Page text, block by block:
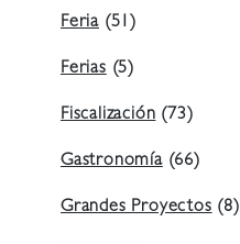
Feria (51)
Ferias(5)
Fiscalización(73)
Gastronomía(66)
Grandes Proyectos(8)